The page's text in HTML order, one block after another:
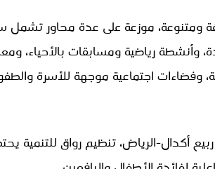
ومتنوعة، موزعة على عدة محاور
وأنشطة رياضية ومسابقات بالأحياء،
وفضاءات اجتماعية موجهة للأسرة
الدورة الـ18 لمهرجان ربيع أكدال-الرياض، تنظيم